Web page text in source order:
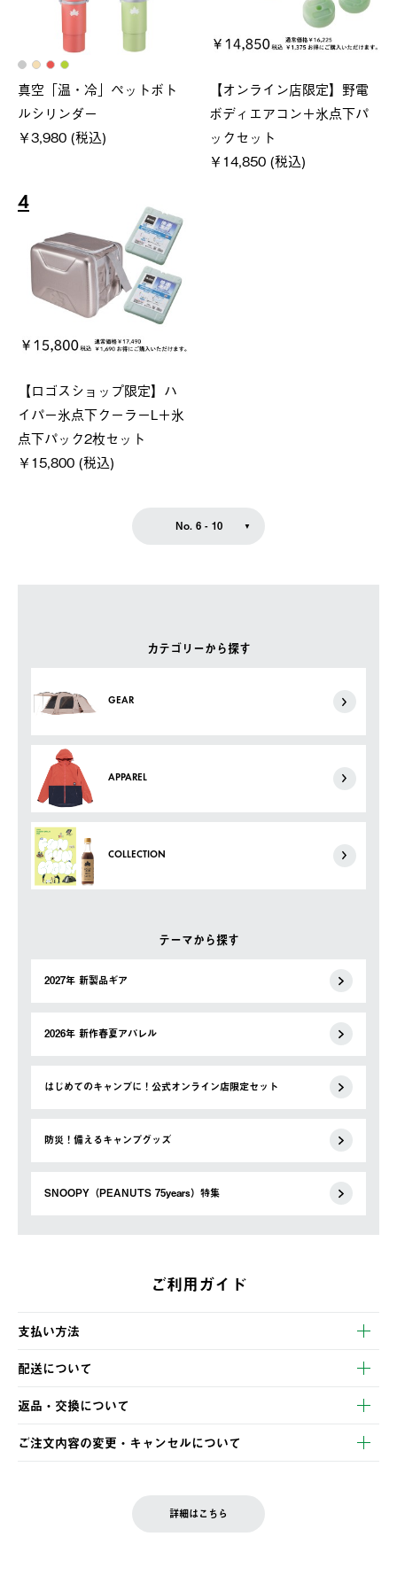
カテゴリーから探す
GEAR
APPAREL
COLLECTION
テーマから探す
2027年 新製品ギア
2026年 新作春夏アパレル
はじめてのキャンプに！公式オンライン店限定セット
防災！備えるキャンプグッズ
SNOOPY（PEANUTS 75years）特集
真空「温・冷」ペットボト
ルシリンダー
￥3,980 (税込)
【オンライン店限定】野電
ボディエアコン＋氷点下パ
ックセット
￥14,850 (税込)
4
【ロゴスショップ限定】ハ
イパー氷点下クーラーL＋氷
点下パック2枚セット
￥15,800 (税込)
No. 6 - 10
ご利用ガイド
支払い方法
以下のいずれかの方法でお支払いいただけます。
・クレジットカード決済
・コンビニ決済
・Pay-easy決済
配送について
【発送スケジュール】
ご注文・ご入金完了より2営業日以内に商品を発送いたします。
土日祝の発送はございませんので、木曜日以降のご注文は週明け
の発送となる場合がございます。
返品・交換について
※お客様都合の場合
お客様都合の返品にかかる送料は、お客様ご負担とさせていただ
ご注文内容の変更・キャンセルについて
LOGOS FAMILY会員の方は、会員マイページ内 購入履歴画面に
詳細はこちら